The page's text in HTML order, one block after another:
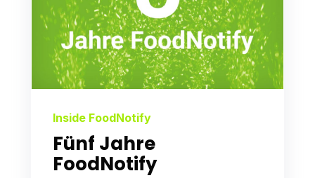
Inside FoodNotify
Fünf Jahre
FoodNotify